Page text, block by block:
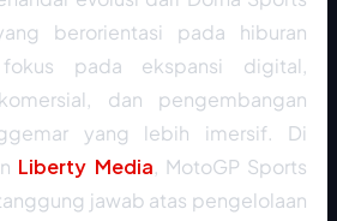
berorientasi pada hiburan
pada ekspansi digital,
dan pengembangan
yang lebih imersif. Di
Liberty Media, MotoGP Sports
jawab atas pengelolaan